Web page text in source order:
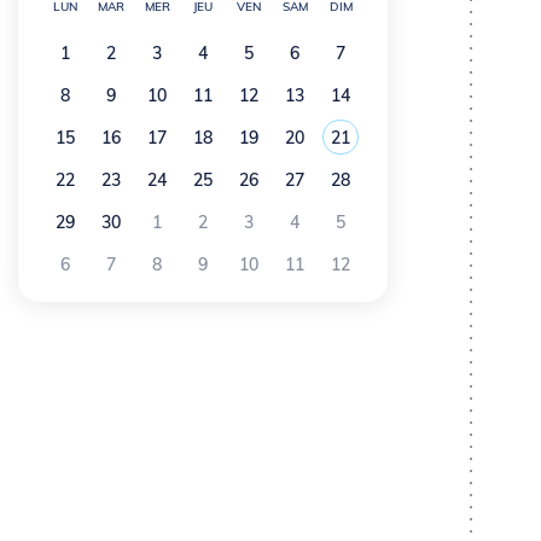
LUN MAR MER JEU VEN SAM DIM
1 2 3 4 5 6
7
8
9 10 11 12 13
14
15
16 17 18 19 20 Voir tous les événements
21Juin 2026
22
23 24 25 26 27
28
29
30 1 2 3 4
5
6
7 8 9 10 11 12